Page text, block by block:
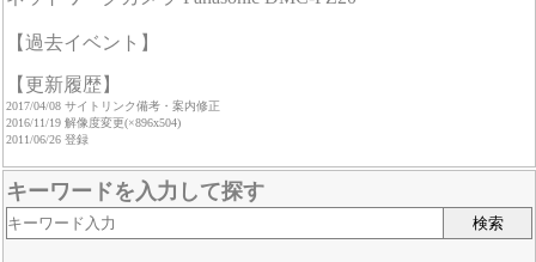
【過去イベント】
【更新履歴】
2017/04/08 サイトリンク備考・案内修正
2016/11/19 解像度変更(×896x504)
2011/06/26 登録
キーワードを入力して探す